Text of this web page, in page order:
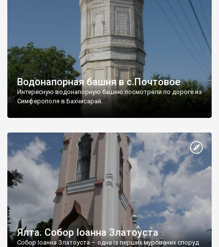
Водонапорная башня в с.Почтовое
Интересную водонапорную башню посмотрели по дороге из
Симферополя в Бахчисарай.
Ялта. Собор Іоанна Златоуста
Собор Іоанна Златоуста – одна із перших мурованих споруд